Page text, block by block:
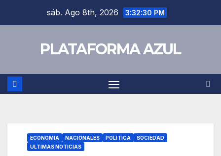
sáb. Ago 8th, 2026 3:32:31 PM
PLATAFORMA AZUL
ECONOMIA NACIONALES POLITICA
SOCIEDAD
ULTIMAS NOTICIAS